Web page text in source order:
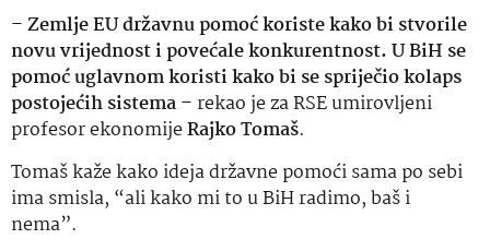
–Zemlje EU državnu pomoć koriste kako bi stvorile
novu vrijednost i povećale konkurentnost. U BiH se
pomoć uglavnom koristi kako bi se spriječio kolaps
postojećih sistema– rekao je za RSE umirovljeni
profesor ekonomijeRajko Tomaš.
Tomaš kaže kako ideja državne pomoći sama po sebi
ima smisla, “ali kako mi to u BiH radimo, baš i
nema”.